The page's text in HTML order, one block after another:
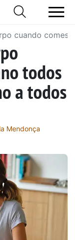
cuando
todos
a todos
Mendonça